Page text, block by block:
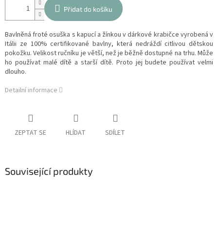
Přidat do košíku
Bavlněná froté osuška s kapucí a žínkou v dárkové krabičce vyrobená v
Itálii ze 100% certifikované bavlny, která nedráždí citlivou dětskou
pokožku. Velikost ručníku je větší, než je běžně dostupné na trhu. Může
ho používat malé dítě a starší dítě. Proto jej budete používat velmi
dlouho.
Detailní informace
ZEPTAT SE HLÍDAT SDÍLET
Související produkty